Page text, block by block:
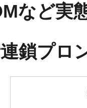
など実
鎖プロ